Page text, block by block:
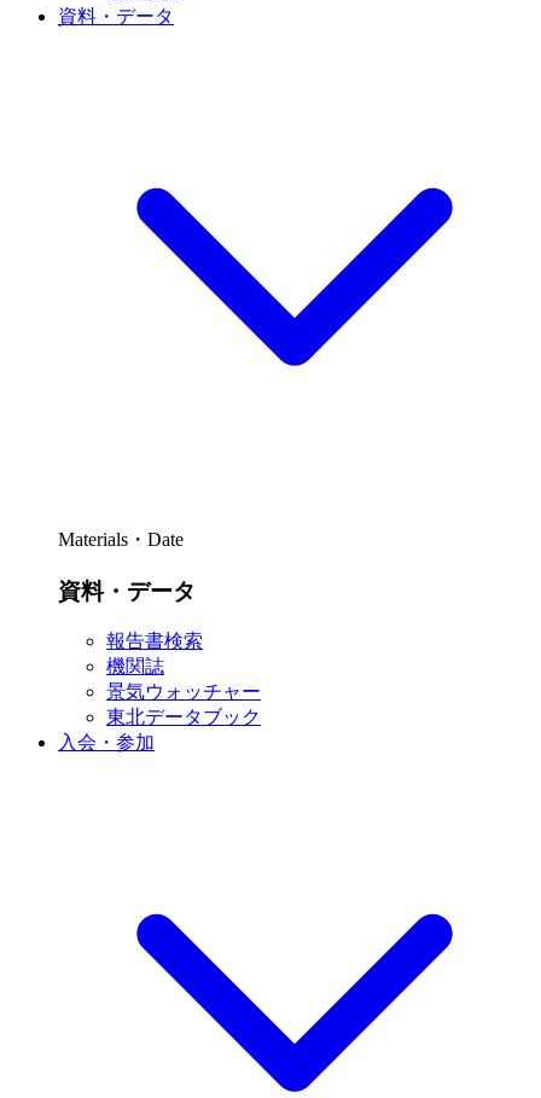
資料・データ
Materials・Date
資料・データ
報告書検索
機関誌
景気ウォッチャー
東北データブック
入会・参加